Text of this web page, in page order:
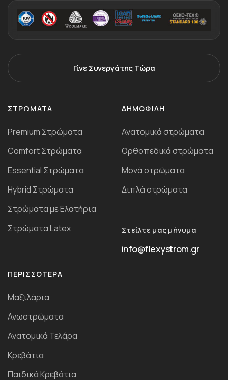
Γίνε Συνεργάτης Τώρα
ΣΤΡΏΜΑΤΑ
Premium Στρώματα
Comfort Στρώματα
Essential Στρώματα
Ηybrid Στρώματα
Στρώματα με Ελατήρια
Στρώματα Latex
ΔΗΜΟΦΙΛΉ
Ανατομικά στρώματα
Ορθοπεδικά στρώματα
Μονά στρώματα
Διπλά στρώματα
Στείλτε μας μήνυμα
info@flexystrom.gr
ΠΕΡΙΣΣΌΤΕΡΑ
Μαξιλάρια
Ανωστρώματα
Ανατομικά Τελάρα
Κρεβάτια
Παιδικά Κρεβάτια